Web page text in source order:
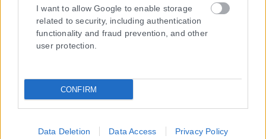
I want to allow Google to enable storage
related to security, including authentication
functionality and fraud prevention, and other
user protection.
CONFIRM
Data Deletion Data Access Privacy Policy